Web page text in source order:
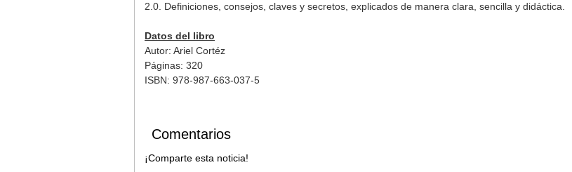
2.0. Definiciones, consejos, claves y secretos, explicados de manera clara, sencilla y didáctica.
Datos del libro
Autor: Ariel Cortéz
Páginas: 320
ISBN: 978-987-663-037-5
Comentarios
¡Comparte esta noticia!